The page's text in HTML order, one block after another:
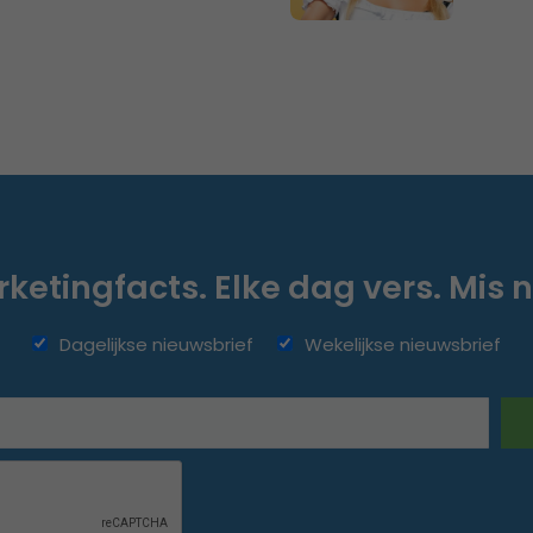
Elke dag vers. Mis
Dagelijkse nieuwsbrief Wekelijkse nieuwsbrief